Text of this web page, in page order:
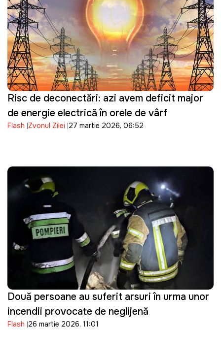
Risc de deconectări: azi avem deficit major
de energie electrică în orele de vârf
Flash Zvonul Zilei 27 martie 2026, 06:52
Două persoane au suferit arsuri în urma unor
incendii provocate de neglijență
Flash 26 martie 2026, 11:01